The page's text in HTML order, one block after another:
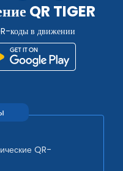
QR TIGER
коды в движении
QR-